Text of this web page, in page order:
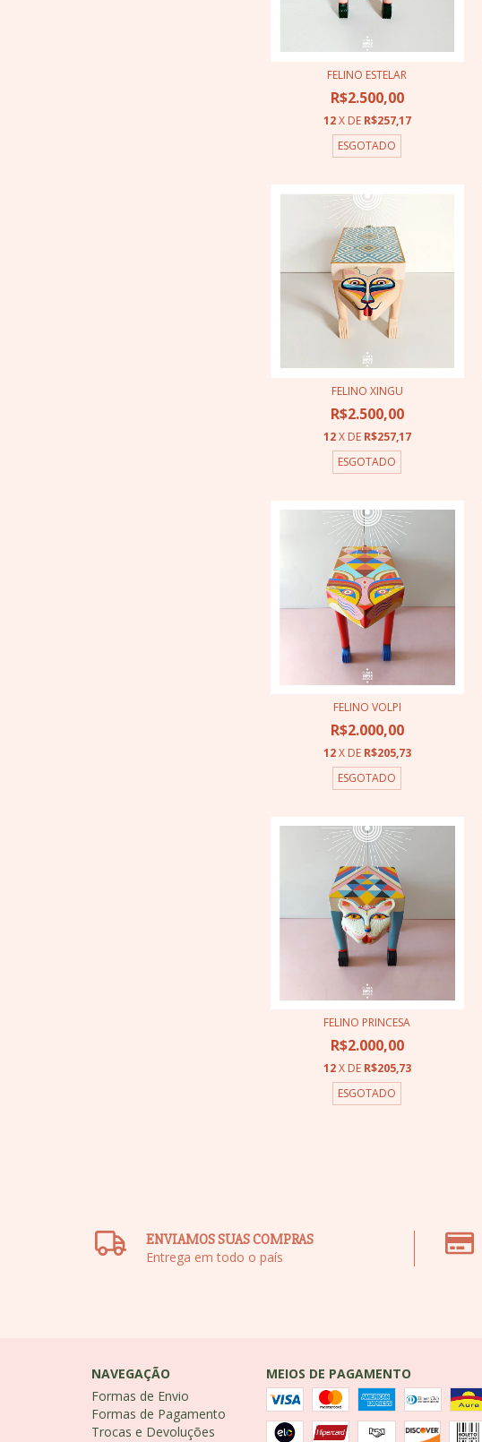
FELINO ESTELAR
R$2.500,00
12X DE R$257,17
ESGOTADO
FELINO XINGU
R$2.500,00
12X DE R$257,17
ESGOTADO
FELINO VOLPI
R$2.000,00
12X DE R$205,73
ESGOTADO
FELINO PRINCESA
R$2.000,00
12X DE R$205,73
ESGOTADO
ENVIAMOS SUAS COMPRAS
Entrega em todo o país
NAVEGAÇÃO
Formas de Envio
Formas de Pagamento
Trocas e Devoluções
MEIOS DE PAGAMENTO